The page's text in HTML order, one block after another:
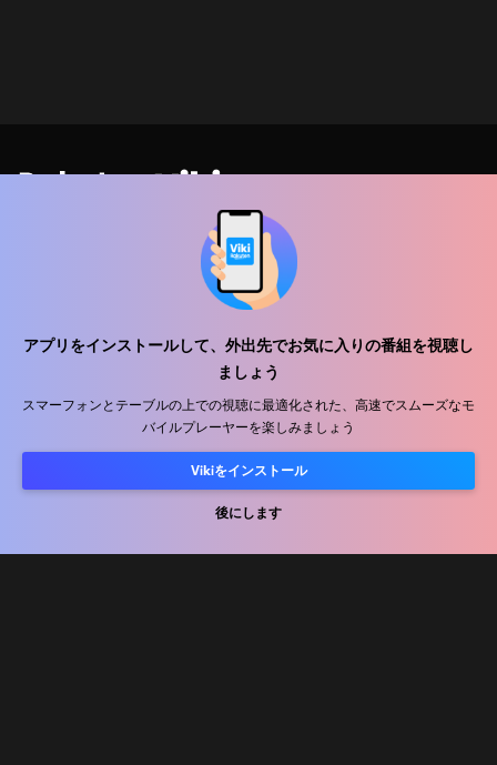
アプリをインストールして、外出先でお気に入りの番組を視聴し
ましょう
スマーフォンとテーブルの上での視聴に最適化された、高速でスムーズなモ
バイルプレーヤーを楽しみましょう
Vikiをインストール
後にします
ヘルプセンター
プレス向け情報
利用規約